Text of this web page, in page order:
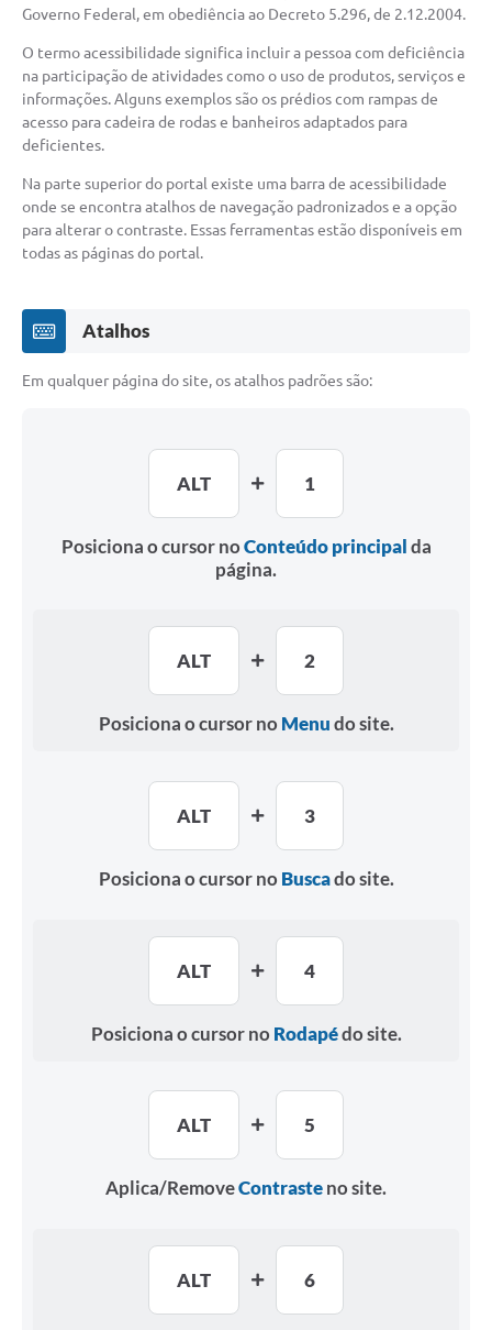
Governo Federal, em obediência ao Decreto 5.296, de 2.12.2004.
O termo acessibilidade significa incluir a pessoa com deficiência
na participação de atividades como o uso de produtos, serviços e
informações. Alguns exemplos são os prédios com rampas de
acesso para cadeira de rodas e banheiros adaptados para
deficientes.
Na parte superior do portal existe uma barra de acessibilidade
onde se encontra atalhos de navegação padronizados e a opção
para alterar o contraste. Essas ferramentas estão disponíveis em
todas as páginas do portal.
Atalhos
Em qualquer página do site, os atalhos padrões são:
ALT 1
Posiciona o cursor noConteúdo principalda
página.
ALT 2
Posiciona o cursor no Menudo site.
ALT 3
Posiciona o cursor no Buscado site.
ALT 4
Posiciona o cursor no Rodapédo site.
ALT 5
Aplica/RemoveContrasteno site.
ALT 6